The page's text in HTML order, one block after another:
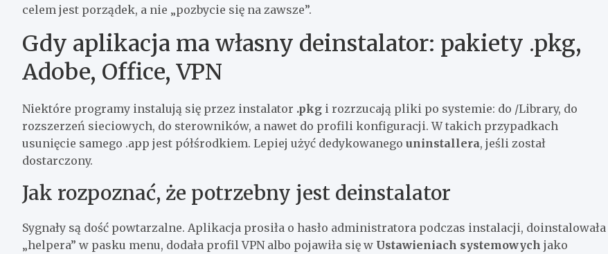
celem jest porządek, a nie „pozbycie się na zawsze”.
Gdy aplikacja ma własny deinstalator: pakiety .pkg,
Adobe, Office, VPN
Niektóre programy instalują się przez instalator .pkg i rozrzucają pliki po systemie: do /Library, do
rozszerzeń sieciowych, do sterowników, a nawet do profili konfiguracji. W takich przypadkach
usunięcie samego .app jest półśrodkiem. Lepiej użyć dedykowanego uninstallera, jeśli został
dostarczony.
Jak rozpoznać, że potrzebny jest deinstalator
Sygnały są dość powtarzalne. Aplikacja prosiła o hasło administratora podczas instalacji, doinstalowała
„helpera” w pasku menu, dodała profil VPN albo pojawiła się w Ustawieniach systemowych jako